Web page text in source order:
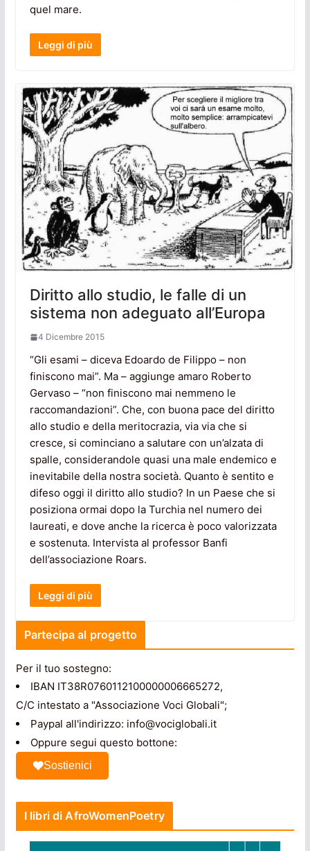
quel mare.
Leggi di più
Diritto allo studio, le falle di un
sistema non adeguato all’Europa
4 Dicembre 2015
“Gli esami – diceva Edoardo de Filippo – non
finiscono mai”. Ma – aggiunge amaro Roberto
Gervaso – “non finiscono mai nemmeno le
raccomandazioni”. Che, con buona pace del diritto
allo studio e della meritocrazia, via via che si
cresce, si cominciano a salutare con un’alzata di
spalle, considerandole quasi una male endemico e
inevitabile della nostra società. Quanto è sentito e
difeso oggi il diritto allo studio? In un Paese che si
posiziona ormai dopo la Turchia nel numero dei
laureati, e dove anche la ricerca è poco valorizzata
e sostenuta. Intervista al professor Banfi
dell’associazione Roars.
Leggi di più
Partecipa al progetto
Per il tuo sostegno:
IBAN IT38R0760112100000006665272,
C/C intestato a "Associazione Voci Globali";
Paypal all'indirizzo: info@vociglobali.it
Oppure segui questo bottone:
Sostienici
I libri di AfroWomenPoetry